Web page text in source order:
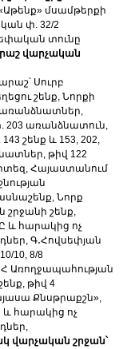
«Աթենք» մսամթերքի
փ. 32/2
տունը
վարչական
Սուրբ
շենք, Նորքի
առանձնատներ,
203 առանձնատուն,
շենք և 153, 202,
թիվ 122
Հայաստանում
Նորք
շենք,
և հարակից ոչ
Գ․Հովսեփյան
10, 8/8
Առողջապահության
թիվ 4
Քնսթրաքշն»,
և հարակից ոչ
վարչական շրջան՝